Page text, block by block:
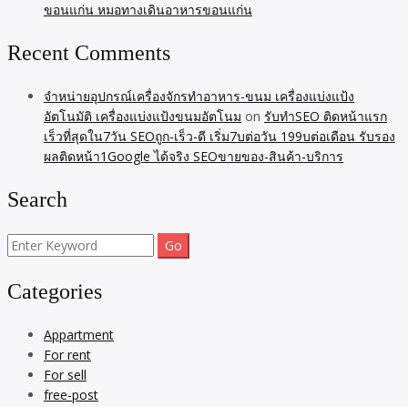
ความสามารถในการเป็นมิตรกับสิ่งแวดล้อมเซเรน คอนโดมิเนียม
บาทที่ใช้จ่ายคอนโดให้กับมูลนิธิสิ่งแวดล้อมไทย (TU) สิ่งอํานวย
สระพร้อมที่นั่งริมสระ – ระบบรักษาความปลอดภัยตลอด 24 ชั่วโมง
และกล้องวงจรปิด3 สระว่ายน้ํา: สระว่ายน้ําบนชั้นดาดฟ้า– แผนก
ต้อนรับตลอด 24 ชั่วโมง / ล็อบบี้– ลิฟต์โดยสาร 3 […]
ขอนแก่น หมอทางเดินอาหารขอนแก่น
Recent Comments
จำหน่ายอุปกรณ์เครื่องจักรทำอาหาร-ขนม เครื่องแบ่งแป้ง
อัตโนมัติ เครื่องแบ่งแป้งขนมอัตโนม on รับทำSEO ติดหน้าแรก
เร็วที่สุดใน7วัน SEOถูก-เร็ว-ดี เริ่ม7บต่อวัน 199บต่อเดือน รับรอง
ผลติดหน้า1Google ได้จริง SEOขายของ-สินค้า-บริการ
Search
Search
for:
Categories
Appartment
For rent
For sell
free-post